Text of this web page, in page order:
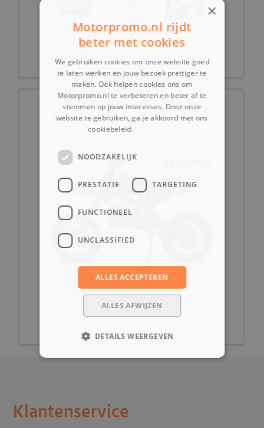
€ 14,99
Mini crosser 49cc Apollo Fun 10 green
vanaf299,-
Klantenservice
×
Motorpromo.nl rijdt
beter met cookies
We gebruiken cookies om onze website goed
te laten werken en jouw bezoek prettiger te
maken. Ook helpen cookies ons om
Motorpromo.nl te verbeteren en beter af te
stemmen op jouw interesses. Door onze
website te gebruiken, ga je akkoord met ons
cookiebeleid.
NOODZAKELIJK
PRESTATIE TARGETING
FUNCTIONEEL
UNCLASSIFIED
ALLES ACCEPTEREN
ALLES AFWIJZEN
DETAILS WEERGEVEN